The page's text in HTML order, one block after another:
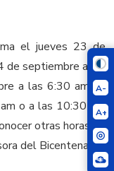
A-
A+
el jueves 23 de
de septiembre a las
a las 6:30 am, el
o a las 10:30 pm
otras horas de
del Bicentenario.